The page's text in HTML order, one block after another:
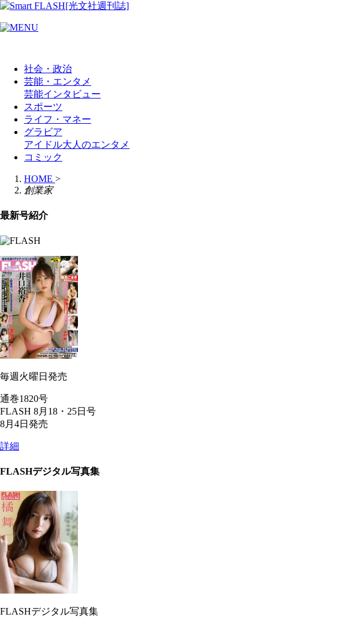
社会・政治
芸能・エンタメ
芸能インタビュー
スポーツ
ライフ・マネー
グラビア
アイドル大人のエンタメ
コミック
HOME >
創業家
最新号紹介
毎週火曜日発売
通巻1820号
FLASH 8月18・25日号
8月4日発売
詳細
FLASHデジタル写真集
FLASHデジタル写真集